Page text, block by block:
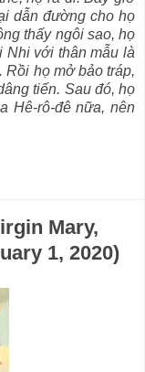
dẫn đường cho họ
thấy ngôi sao, họ
Nhi với thân mẫu là
họ mở bảo tráp,
tiến. Sau đó, họ
Hê-rô-đê nữa, nên
Mary,
1, 2020)